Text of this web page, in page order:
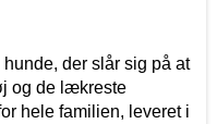
der slår sig på at
og de lækreste
hele familien, leveret i